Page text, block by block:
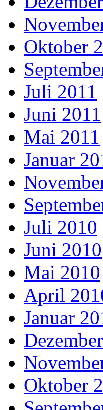
Oktober
Juli 2011
Juni 2011
Mai 2011
Januar
Juli 2010
Juni 2010
Mai 2010
April
Januar
Oktober